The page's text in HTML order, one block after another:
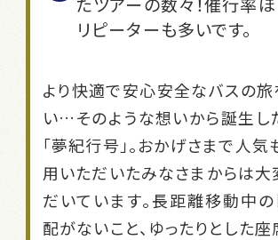
リピーターも多いです。
より快適で安心安全なバスの旅
い…そのような想いから誕生し
「夢紀行号」。おかげさまで人気
用いただいたみなさまからは大
だいています。長距離移動中
配がないこと、ゆったりとした